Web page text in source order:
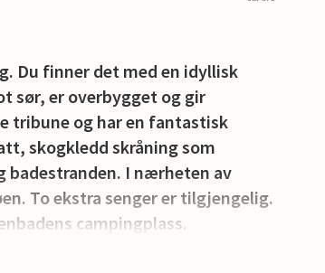
Du finner det med en idyllisk
sør, er overbygget og gir
tribune og har en fantastisk
skogkledd skråning som
badestranden. I nærheten av
To ekstra senger er tilgjengelig.
campingplass.